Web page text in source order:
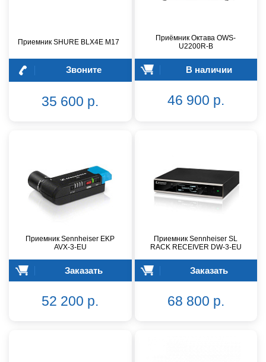
Приемник SHURE BLX4E M17
Звоните
35 600 р.
Приёмник Октава OWS-
U2200R-B
В наличии
46 900 р.
Приемник Sennheiser EKP
AVX-3-EU
Заказать
52 200 р.
Приемник Sennheiser SL
RACK RECEIVER DW-3-EU
Заказать
68 800 р.